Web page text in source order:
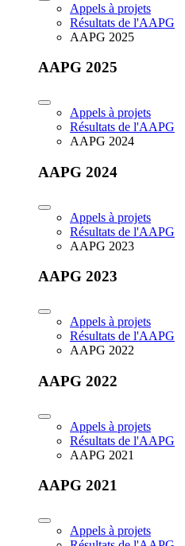
Appels à projets
Résultats de l'AAPG
AAPG 2025
AAPG 2025
Appels à projets
Résultats de l'AAPG
AAPG 2024
AAPG 2024
Appels à projets
Résultats de l'AAPG
AAPG 2023
AAPG 2023
Appels à projets
Résultats de l'AAPG
AAPG 2022
AAPG 2022
Appels à projets
Résultats de l'AAPG
AAPG 2021
AAPG 2021
Appels à projets